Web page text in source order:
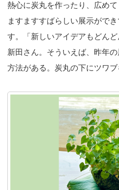
熱心に炭丸を作ったり、広め
ますますすばらしい展示がで
す。「新しいアイデアもどん
新田さん。そういえば、昨年
方法がある。炭丸の下にツワブ